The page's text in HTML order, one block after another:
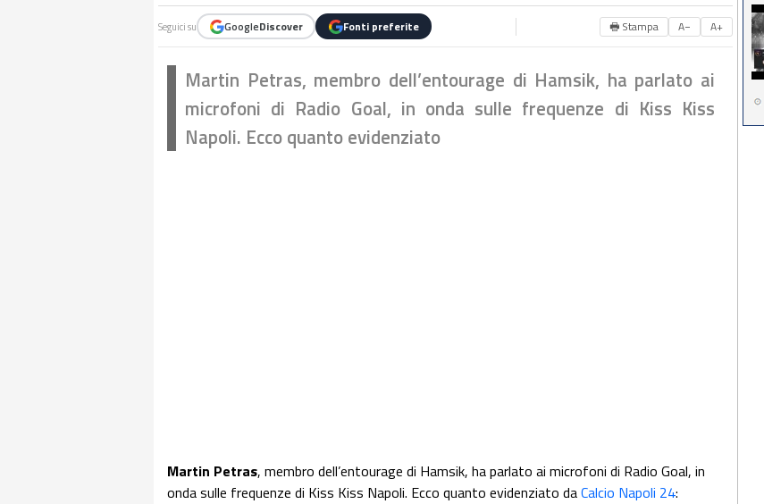
Seguici su GoogleDiscover Fonti preferite 🖶 Stampa A− A+
Martin Petras, membro dell’entourage di Hamsik, ha parlato ai
microfoni di Radio Goal, in onda sulle frequenze di Kiss Kiss
Napoli. Ecco quanto evidenziato
Martin Petras, membro dell’entourage di Hamsik, ha parlato ai microfoni di Radio Goal, in
onda sulle frequenze di Kiss Kiss Napoli. Ecco quanto evidenziato daCalcio Napoli 24: